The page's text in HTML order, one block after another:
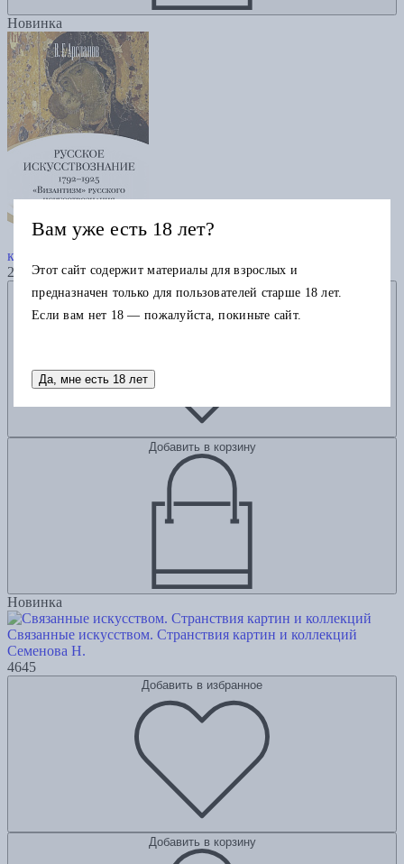
Новинка
Русское искусствознание. Дворянская
культура. Идея мимезиса. 1792–1925: в 2 т. Т. 2.
2985
Добавить в избранное
Добавить в корзину
Новинка
Связанные искусством. Странствия картин и коллекций
Семенова Н.
4645
Добавить в избранное
Добавить в корзину
Вам уже есть 18 лет?
Этот сайт содержит материалы для взрослых и
предназначен только для пользователей старше 18 лет.
Если вам нет 18 — пожалуйста, покиньте сайт.
Да, мне есть 18 лет